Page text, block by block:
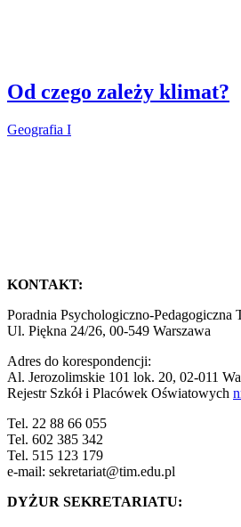
Od czego zależy klimat?
Geografia I
KONTAKT:
Poradnia Psychologiczno-Pedagogiczna
Ul. Piękna 24/26, 00-549 Warszawa
Adres do korespondencji:
Al. Jerozolimskie 101 lok. 20, 02-011
Rejestr Szkół i Placówek Oświatowych
Tel. 22 88 66 055
Tel. 602 385 342
Tel. 515 123 179
e-mail: sekretariat@tim.edu.pl
DYŻUR SEKRETARIATU: